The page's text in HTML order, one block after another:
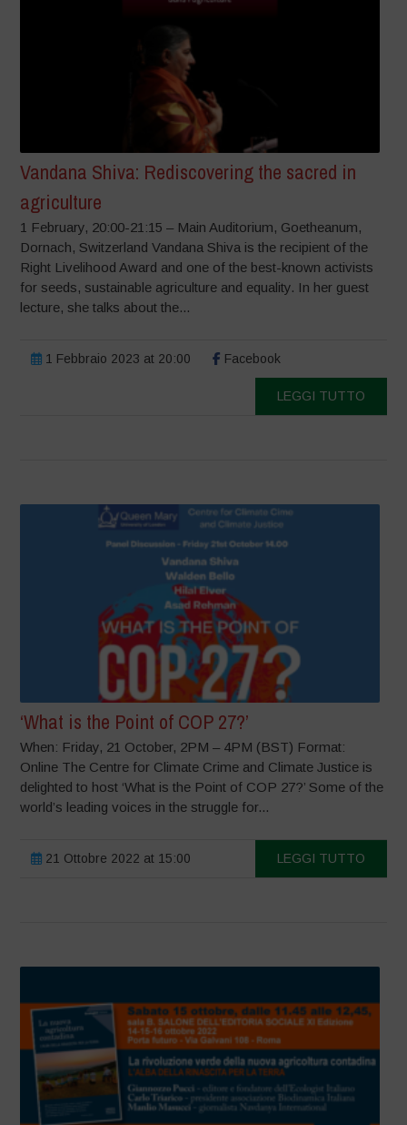
Vandana Shiva: Rediscovering the sacred in
agriculture
1 February, 20:00-21:15 – Main Auditorium, Goetheanum,
Dornach, Switzerland Vandana Shiva is the recipient of the
Right Livelihood Award and one of the best-known activists
for seeds, sustainable agriculture and equality. In her guest
lecture, she talks about the...
1 Febbraio 2023 at 20:00 Facebook
LEGGI TUTTO
‘What is the Point of COP 27?’
When: Friday, 21 October, 2PM – 4PM (BST) Format:
Online The Centre for Climate Crime and Climate Justice is
delighted to host ‘What is the Point of COP 27?’ Some of the
world’s leading voices in the struggle for...
21 Ottobre 2022 at 15:00 LEGGI TUTTO